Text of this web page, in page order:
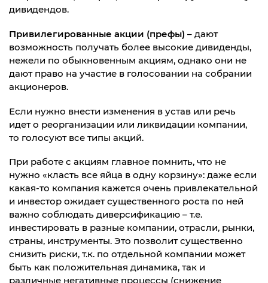
дивидендов.
Привилегированные акции (префы) – дают
возможность получать более высокие дивиденды,
нежели по обыкновенным акциям, однако они не
дают право на участие в голосовании на собрании
акционеров.
Если нужно внести изменения в устав или речь
идет о реорганизации или ликвидации компании,
то голосуют все типы акций.
При работе с акциям главное помнить, что не
нужно «класть все яйца в одну корзину»: даже если
какая-то компания кажется очень привлекательной
и инвестор ожидает существенного роста по ней
важно соблюдать диверсификацию – т.е.
инвестировать в разные компании, отрасли, рынки,
страны, инструменты. Это позволит существенно
снизить риски, т.к. по отдельной компании может
быть как положительная динамика, так и
различные негативные процессы (снижение